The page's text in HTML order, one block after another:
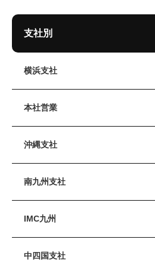
支社別
横浜支社
本社営業
沖縄支社
南九州支社
IMC九州
中四国支社